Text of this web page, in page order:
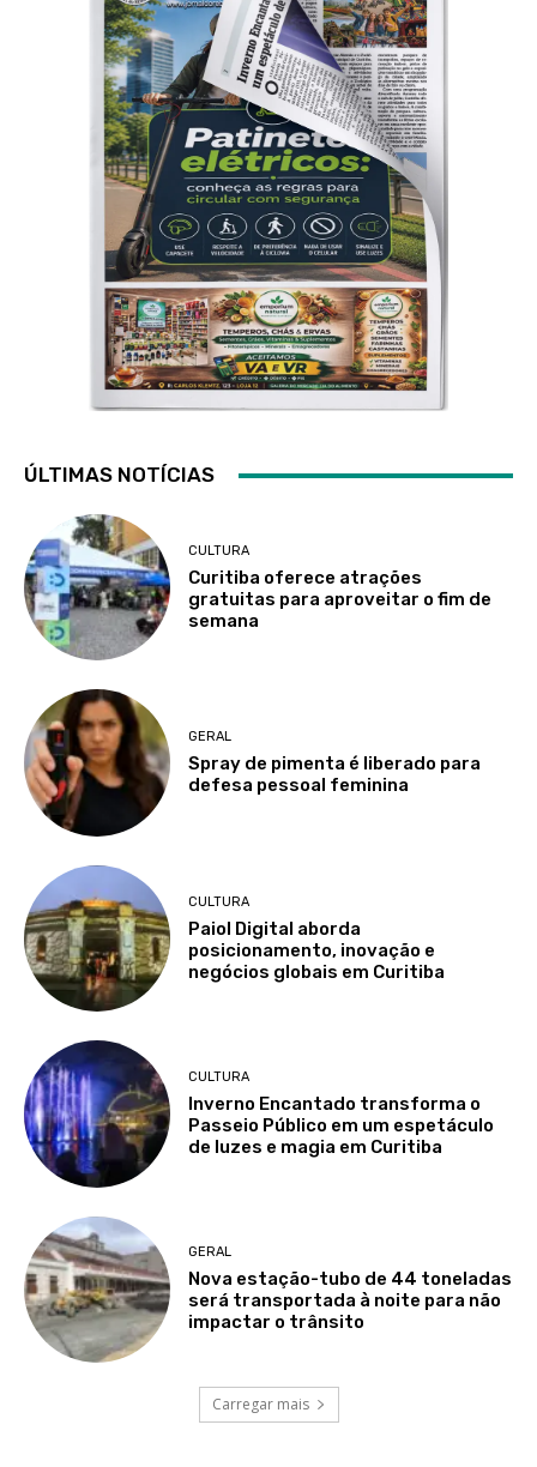
ÚLTIMAS NOTÍCIAS
CULTURA
Curitiba oferece atrações
gratuitas para aproveitar o fim de
semana
GERAL
Spray de pimenta é liberado para
defesa pessoal feminina
CULTURA
Paiol Digital aborda
posicionamento, inovação e
negócios globais em Curitiba
CULTURA
Inverno Encantado transforma o
Passeio Público em um espetáculo
de luzes e magia em Curitiba
GERAL
Nova estação-tubo de 44 toneladas
será transportada à noite para não
impactar o trânsito
Carregar mais